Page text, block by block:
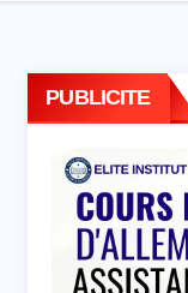
PUBLICITE